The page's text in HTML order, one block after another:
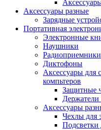
Аксессуары разные
Зарядные
Портативная
Электронные
Наушники
Радиоприемники
Диктофоны
Аксессуары для
компьтеров
Защитные
Держатели
Аксессуары
Чехлы для
Подсветки